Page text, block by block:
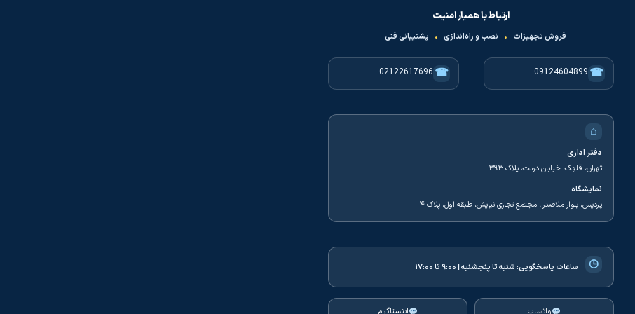
ارتباط با همیار امنیت
فروش تجهیزات • نصب و راه‌اندازی • پشتیبانی فنی
☎
09124604899
☎
02122617696
⌂
دفتر اداری
تهران، قلهک، خیابان دولت، پلاک ۳۹۳
نمایشگاه
پردیس، بلوار ملاصدرا، مجتمع تجاری نیایش، طبقه اول، پلاک ۴
◷ ساعات پاسخگویی:شنبه تا پنجشنبه | ۹:۰۰ تا ۱۷:۰۰
واتساپ اینستاگرام